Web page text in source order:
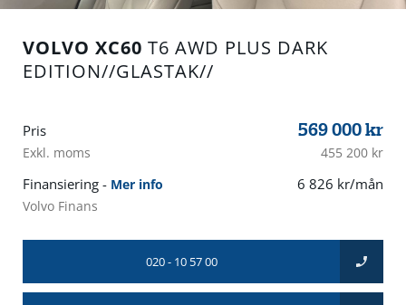
VOLVO XC60 T6 AWD PLUS DARK
EDITION//GLASTAK//
Pris 569 000kr
Exkl. moms 455 200 kr
Finansiering - Mer info 6 826 kr/mån
Volvo Finans
020 - 10 57 00